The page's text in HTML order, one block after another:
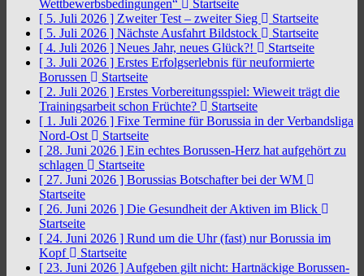
Wettbewerbsbedingungen“
Startseite
[ 5. Juli 2026 ] Zweiter Test – zweiter Sieg
Startseite
[ 5. Juli 2026 ] Nächste Ausfahrt Bildstock
Startseite
[ 4. Juli 2026 ] Neues Jahr, neues Glück?!
Startseite
[ 3. Juli 2026 ] Erstes Erfolgserlebnis für neuformierte
Borussen
Startseite
[ 2. Juli 2026 ] Erstes Vorbereitungsspiel: Wieweit trägt die
Trainingsarbeit schon Früchte?
Startseite
[ 1. Juli 2026 ] Fixe Termine für Borussia in der Verbandsliga
Nord-Ost
Startseite
[ 28. Juni 2026 ] Ein echtes Borussen-Herz hat aufgehört zu
schlagen
Startseite
[ 27. Juni 2026 ] Borussias Botschafter bei der WM
Startseite
[ 26. Juni 2026 ] Die Gesundheit der Aktiven im Blick
Startseite
[ 24. Juni 2026 ] Rund um die Uhr (fast) nur Borussia im
Kopf
Startseite
[ 23. Juni 2026 ] Aufgeben gilt nicht: Hartnäckige Borussen-